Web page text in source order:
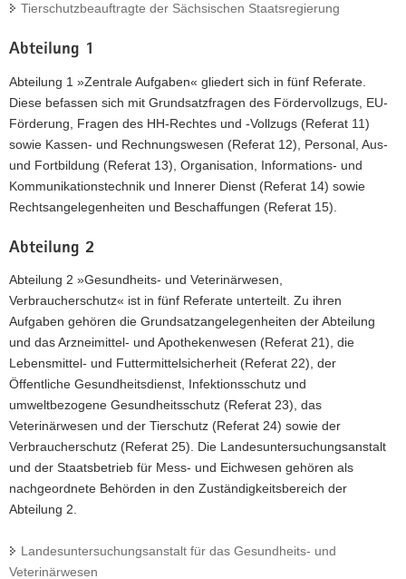
Tierschutzbeauftragte der Sächsischen Staatsregierung
Abteilung 1
Abteilung 1 »Zentrale Aufgaben« gliedert sich in fünf Referate.
Diese befassen sich mit Grundsatzfragen des Fördervollzugs, EU-
Förderung, Fragen des HH-Rechtes und -Vollzugs (Referat 11)
sowie Kassen- und Rechnungswesen (Referat 12), Personal, Aus-
und Fortbildung (Referat 13), Organisation, Informations- und
Kommunikationstechnik und Innerer Dienst (Referat 14) sowie
Rechtsangelegenheiten und Beschaffungen (Referat 15).
Abteilung 2
Abteilung 2 »Gesundheits- und Veterinärwesen,
Verbraucherschutz« ist in fünf Referate unterteilt. Zu ihren
Aufgaben gehören die Grundsatzangelegenheiten der Abteilung
und das Arzneimittel- und Apothekenwesen (Referat 21), die
Lebensmittel- und Futtermittelsicherheit (Referat 22), der
Öffentliche Gesundheitsdienst, Infektionsschutz und
umweltbezogene Gesundheitsschutz (Referat 23), das
Veterinärwesen und der Tierschutz (Referat 24) sowie der
Verbraucherschutz (Referat 25). Die Landesuntersuchungsanstalt
und der Staatsbetrieb für Mess- und Eichwesen gehören als
nachgeordnete Behörden in den Zuständigkeitsbereich der
Abteilung 2.
Landesuntersuchungsanstalt für das Gesundheits- und
Veterinärwesen